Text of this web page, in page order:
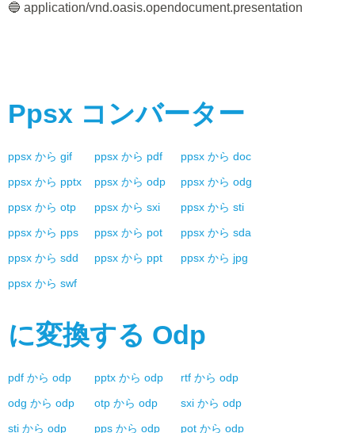
🔵 application/vnd.oasis.opendocument.presentation
Ppsx コンバーター
ppsx から gif ppsx から pdf ppsx から doc
ppsx から pptx ppsx から odp ppsx から odg
ppsx から otp ppsx から sxi ppsx から sti
ppsx から pps ppsx から pot ppsx から sda
ppsx から sdd ppsx から ppt ppsx から jpg
ppsx から swf
に変換する Odp
pdf から odp pptx から odp rtf から odp
odg から odp otp から odp sxi から odp
sti から odp pps から odp pot から odp